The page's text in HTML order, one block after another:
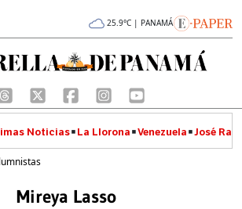
25.9°C | PANAMÁ
Noticias La Llorona Venezuela José
Mireya Lasso